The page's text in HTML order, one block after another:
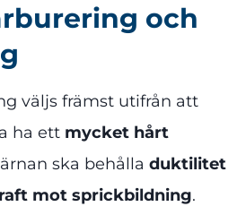
och
väljs främst utifrån att
ha ett mycket hårt
ska behålla duktilitet
mot sprickbildning.